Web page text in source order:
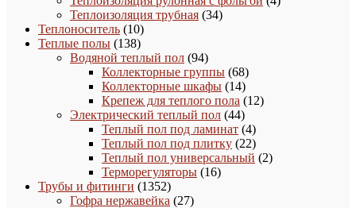
Теплоизоляция трубная 3434
Теплоноситель 1010
товаров
Теплые полы 138138
товаров
Водяной теплый пол 9494
товара
Коллекторные группы 6868
товаров
Коллекторные шкафы 1414
товаров
Крепеж для теплого пола 1212
Электрический теплый пол 4444
товара
Теплый пол под ламинат 44
товара
Теплый пол под плитку 2222
товара
Теплый пол универсальный 22
Терморегуляторы 1616
Трубы и фитинги 13521352
товара
Гофра нержавейка 2727